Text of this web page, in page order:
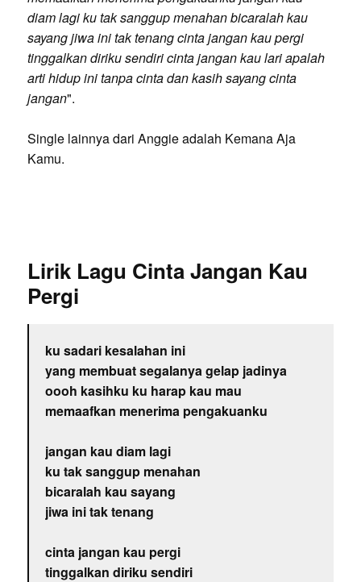
diam lagi ku tak sanggup menahan bicaralah kau
sayang jiwa ini tak tenang cinta jangan kau pergi
tinggalkan diriku sendiri cinta jangan kau lari apalah
arti hidup ini tanpa cinta dan kasih sayang cinta
jangan".
Single lainnya dari Anggie adalah Kemana Aja
Kamu.
Lirik Lagu Cinta Jangan Kau
Pergi
ku sadari kesalahan ini
yang membuat segalanya gelap jadinya
oooh kasihku ku harap kau mau
memaafkan menerima pengakuanku
jangan kau diam lagi
ku tak sanggup menahan
bicaralah kau sayang
jiwa ini tak tenang
cinta jangan kau pergi
tinggalkan diriku sendiri